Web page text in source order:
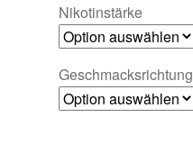
Nikotinstärke
Geschmacksrichtung